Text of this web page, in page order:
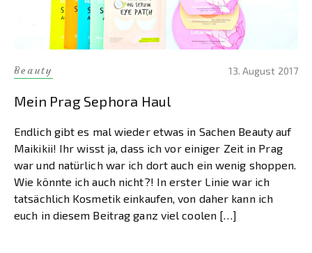
Beauty 13. August 2017
Mein Prag Sephora Haul
Endlich gibt es mal wieder etwas in Sachen Beauty auf
Maikikii! Ihr wisst ja, dass ich vor einiger Zeit in Prag
war und natürlich war ich dort auch ein wenig shoppen.
Wie könnte ich auch nicht?! In erster Linie war ich
tatsächlich Kosmetik einkaufen, von daher kann ich
euch in diesem Beitrag ganz viel coolen […]